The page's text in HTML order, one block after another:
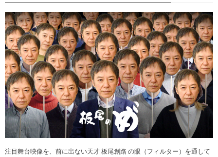
注目舞台映像を、前に出ない天才 板尾創路 の眼（フィルター）を通して